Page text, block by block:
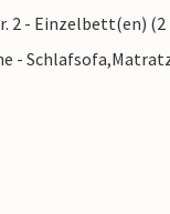
2 - Einzelbett(en)
-